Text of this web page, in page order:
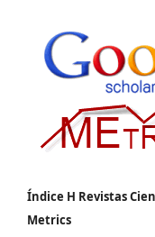
Índice H Revistas
Metrics